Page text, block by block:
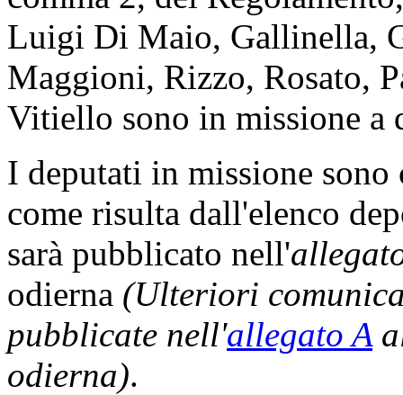
Luigi Di Maio, Gallinella,
Maggioni, Rizzo, Rosato,
Vitiello sono in missione a
I deputati in missione
come risulta dall'elenco
sarà pubblicato nell'
odierna (Ulteriori
pubblicate nell'allegato A
odierna).